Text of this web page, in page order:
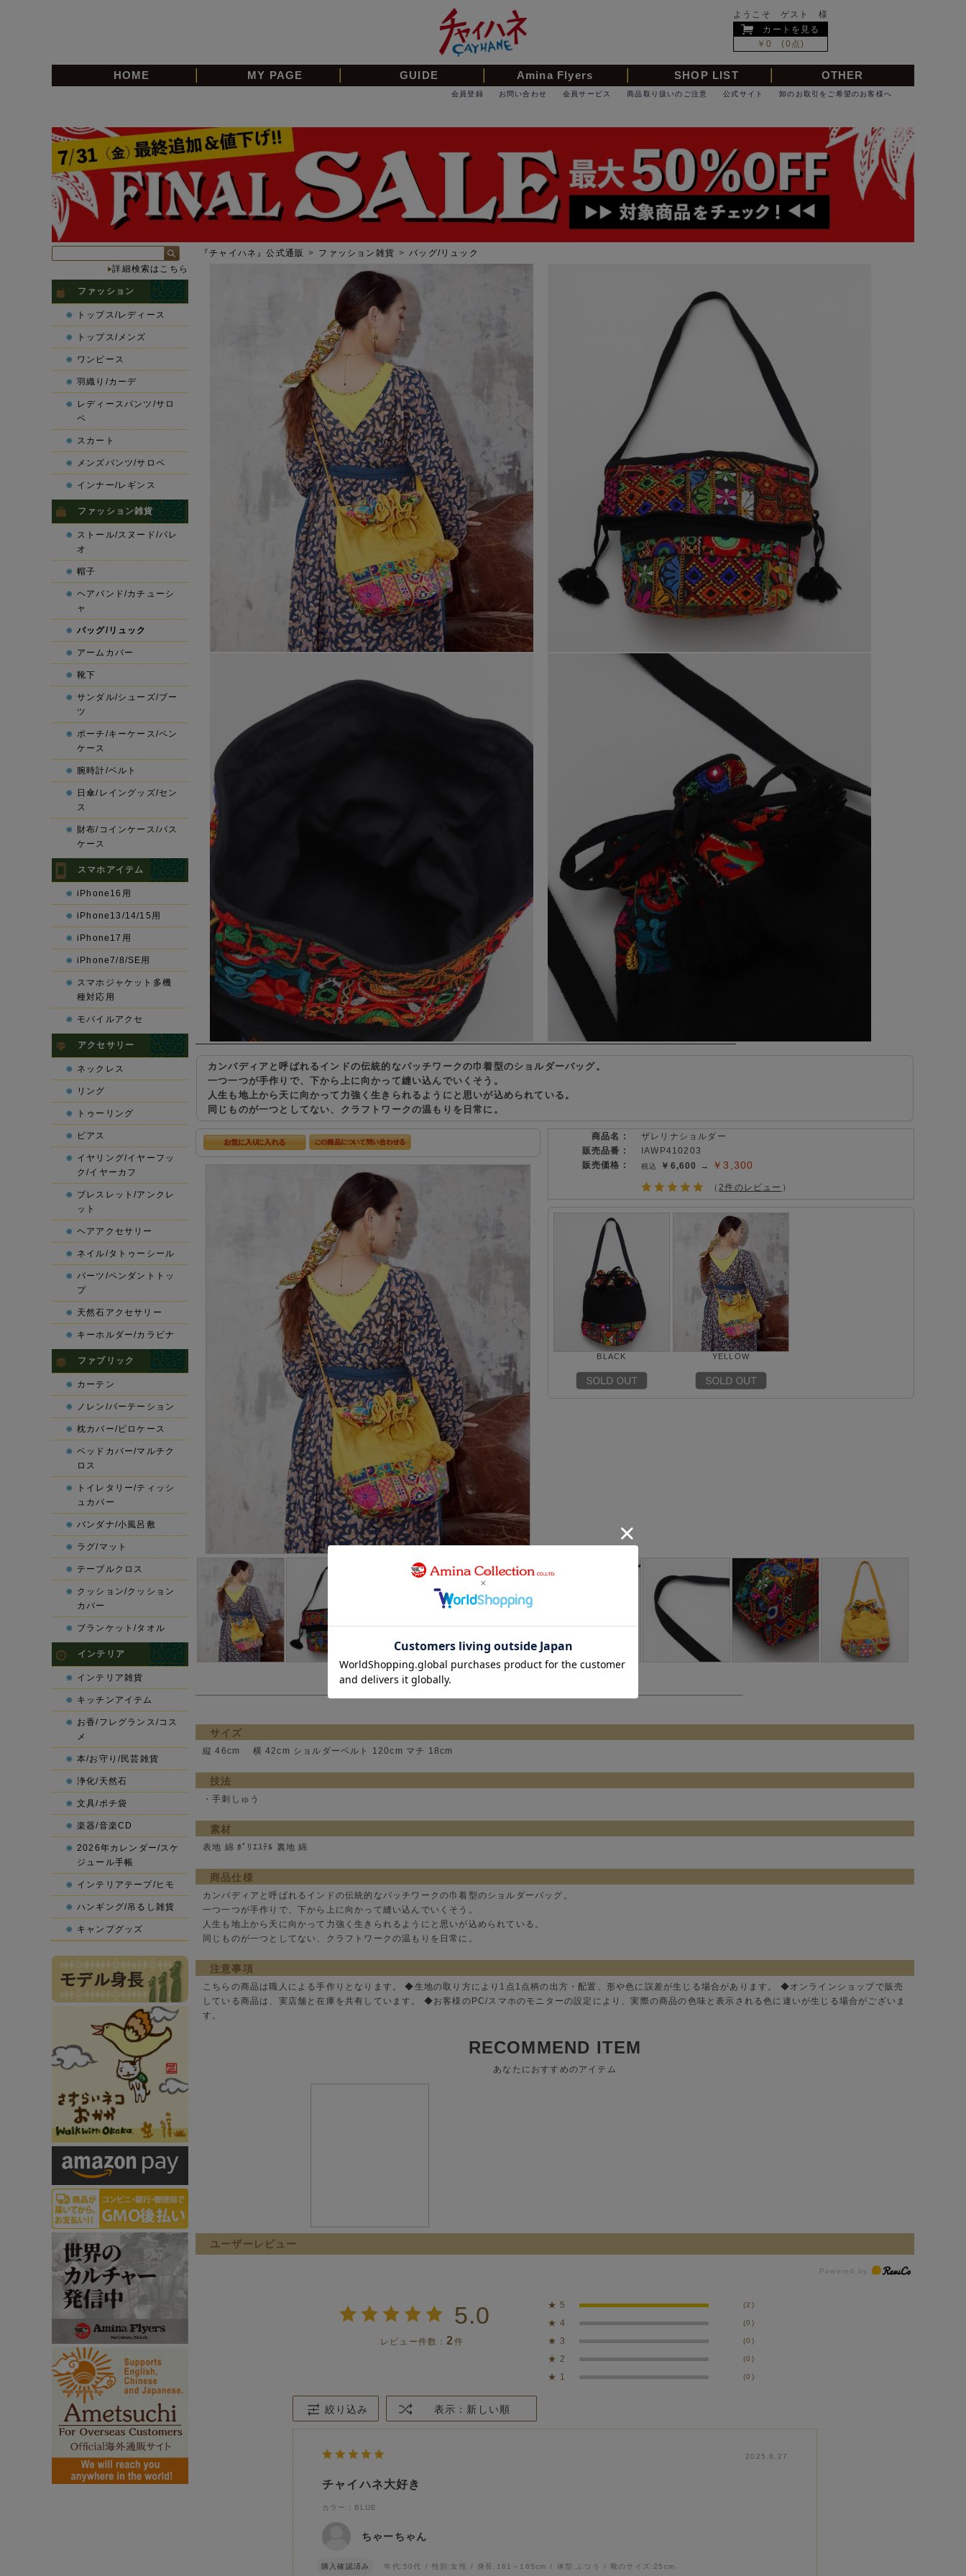
ようこそ ゲスト 様
カートを見る
￥0 (0点)
HOME MY PAGE GUIDE Amina Flyers SHOP LIST OTHER
卸のお取引をご希望のお客様へ
公式サイト
商品取り扱いのご注意
会員サービス
お問い合わせ
会員登録
『チャイハネ』公式通販 > ファッション雑貨 > バッグ/リュック
カンバディアと呼ばれるインドの伝統的なパッチワークの巾着型のショルダーバッグ。
一つ一つが手作りで、下から上に向かって縫い込んでいくそう。
人生も地上から天に向かって力強く生きられるようにと思いが込められている。
同じものが一つとしてない、クラフトワークの温もりを日常に。
商品名 :
ザレリナショルダー
販売品番 :
IAWP410203
販売価格 :
￥6,600 → ￥3,300
（2件のレビュー ）
BLACK YELLOW
サイズ
縦 46cm 横 42cm ショルダーベルト 120cm マチ 18cm
技法
・手刺しゅう
素材
表地 綿 ﾎﾟﾘｴｽﾃﾙ 裏地 綿
商品仕様
カンバディアと呼ばれるインドの伝統的なパッチワークの巾着型のショルダーバッグ。
一つ一つが手作りで、下から上に向かって縫い込んでいくそう。
人生も地上から天に向かって力強く生きられるようにと思いが込められている。
同じものが一つとしてない、クラフトワークの温もりを日常に。
注意事項
こちらの商品は職人による手作りとなります。 ◆生地の取り方により1点1点柄の出方・配置、形や色に誤差が生じる場合があります。 ◆オンラインショップで販売
している商品は、実店舗と在庫を共有しています。 ◆お客様のPC/スマホのモニターの設定により、実際の商品の色味と表示される色に違いが生じる場合がございま
す。
RECOMMEND ITEM
あなたにおすすめのアイテム
ユーザーレビュー
5.0
レビュー件数：2 件
★ 5 (2)
★ 4 (0)
★ 3 (0)
★ 2 (0)
★ 1 (0)
絞り込み 表示：新しい順
2025.8.27
チャイハネ大好き
カラー：BLUE
ちゃーちゃん
購入確認済み 年代: 50代 性別:女性 身長: 161～165cm 体型: ふつう 靴のサイズ: 25cm
詳細検索はこちら
ファッション
トップス/レディース
トップス/メンズ
ワンピース
羽織り/カーデ
レディースパンツ/サロ
ペ
スカート
メンズパンツ/サロペ
インナー/レギンス
ファッション雑貨
ストール/スヌード/パレ
オ
帽子
ヘアバンド/カチューシ
ャ
バッグ/リュック
アームカバー
靴下
サンダル/シューズ/ブー
ツ
ポーチ/キーケース/ペン
ケース
腕時計/ベルト
日傘/レイングッズ/セン
ス
財布/コインケース/パス
ケース
スマホアイテム
iPhone16用
iPhone13/14/15用
iPhone17用
iPhone7/8/SE用
スマホジャケット多機
種対応用
モバイルアクセ
アクセサリー
ネックレス
リング
トゥーリング
ピアス
イヤリング/イヤーフッ
ク/イヤーカフ
ブレスレット/アンクレ
ット
ヘアアクセサリー
ネイル/タトゥーシール
パーツ/ペンダントトッ
プ
天然石アクセサリー
キーホルダー/カラビナ
ファブリック
カーテン
ノレン/パーテーション
枕カバー/ピロケース
ベッドカバー/マルチク
ロス
トイレタリー/ティッシ
ュカバー
バンダナ/小風呂敷
ラグ/マット
テーブルクロス
クッション/クッション
カバー
ブランケット/タオル
インテリア
インテリア雑貨
キッチンアイテム
お香/フレグランス/コス
メ
本/お守り/民芸雑貨
浄化/天然石
文具/ポチ袋
楽器/音楽CD
2026年カレンダー/スケ
ジュール手帳
インテリアテープ/ヒモ
ハンギング/吊るし雑貨
キャンプグッズ